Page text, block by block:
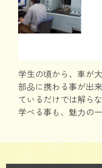
学生の頃から、車が
部品に携わる事が出
ているだけでは解ら
学べる事も、魅力の